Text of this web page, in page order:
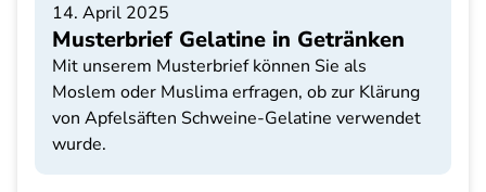
14. April 2025
Musterbrief Gelatine in Getränken
Mit unserem Musterbrief können Sie als
Moslem oder Muslima erfragen, ob zur Klärung
von Apfelsäften Schweine-Gelatine verwendet
wurde.